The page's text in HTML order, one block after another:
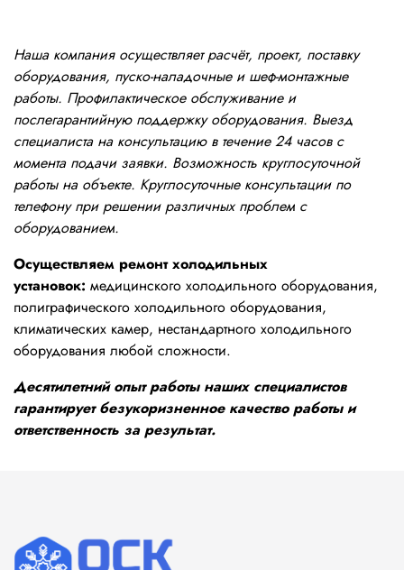
Наша компания осуществляет расчёт, проект, поставку
оборудования, пуско-наладочные и шеф-монтажные
работы. Профилактическое обслуживание и
послегарантийную поддержку оборудования. Выезд
специалиста на консультацию в течение 24 часов с
момента подачи заявки. Возможность круглосуточной
работы на объекте. Круглосуточные консультации по
телефону при решении различных проблем с
оборудованием.
Осуществляем ремонт холодильных
установок: медицинского холодильного оборудования,
полиграфического холодильного оборудования,
климатических камер, нестандартного холодильного
оборудования любой сложности.
Десятилетний опыт работы наших специалистов
гарантирует безукоризненное качество работы и
ответственность за результат.